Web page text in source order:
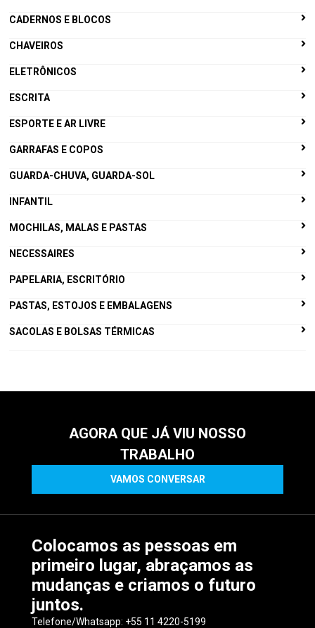
CADERNOS E BLOCOS
CHAVEIROS
ELETRÔNICOS
ESCRITA
ESPORTE E AR LIVRE
GARRAFAS E COPOS
GUARDA-CHUVA, GUARDA-SOL
INFANTIL
MOCHILAS, MALAS E PASTAS
NECESSAIRES
PAPELARIA, ESCRITÓRIO
PASTAS, ESTOJOS E EMBALAGENS
SACOLAS E BOLSAS TÉRMICAS
AGORA QUE JÁ VIU NOSSO
TRABALHO
VAMOS CONVERSAR
Colocamos as pessoas em
primeiro lugar, abraçamos as
mudanças e criamos o futuro
juntos.
Telefone/Whatsapp: +55 11 4220-5199